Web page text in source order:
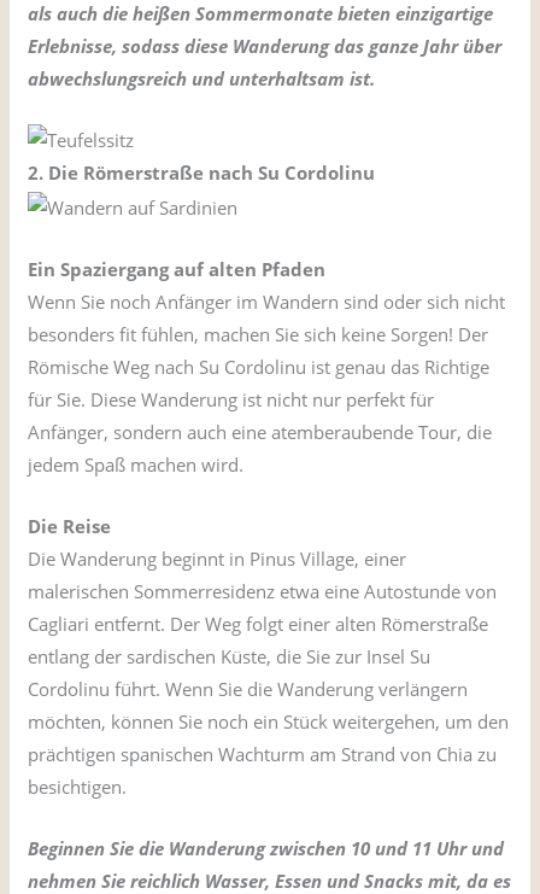
als auch die heißen Sommermonate bieten einzigartige
Erlebnisse, sodass diese Wanderung das ganze Jahr über
abwechslungsreich und unterhaltsam ist.
2. Die Römerstraße nach Su Cordolinu
Ein Spaziergang auf alten Pfaden
Wenn Sie noch Anfänger im Wandern sind oder sich nicht
besonders fit fühlen, machen Sie sich keine Sorgen! Der
Römische Weg nach Su Cordolinu ist genau das Richtige
für Sie. Diese Wanderung ist nicht nur perfekt für
Anfänger, sondern auch eine atemberaubende Tour, die
jedem Spaß machen wird.
Die Reise
Die Wanderung beginnt in Pinus Village, einer
malerischen Sommerresidenz etwa eine Autostunde von
Cagliari entfernt. Der Weg folgt einer alten Römerstraße
entlang der sardischen Küste, die Sie zur Insel Su
Cordolinu führt. Wenn Sie die Wanderung verlängern
möchten, können Sie noch ein Stück weitergehen, um den
prächtigen spanischen Wachturm am Strand von Chia zu
besichtigen.
Beginnen Sie die Wanderung zwischen 10 und 11 Uhr und
nehmen Sie reichlich Wasser, Essen und Snacks mit, da es